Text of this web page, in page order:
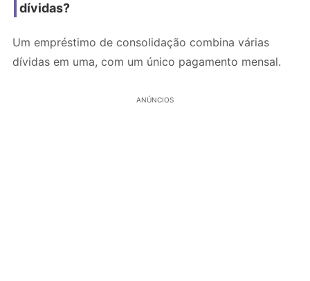
dívidas?
Um empréstimo de consolidação combina várias
dívidas em uma, com um único pagamento mensal.
ANÚNCIOS